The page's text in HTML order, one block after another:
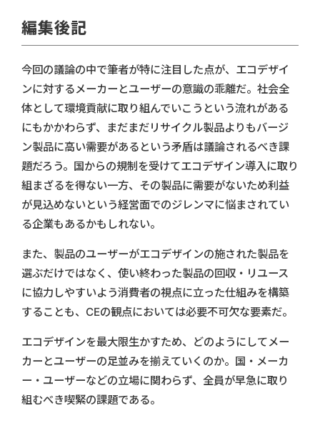
編集後記
今回の議論の中で筆者が特に注目した点が、エコデザイ
ンに対するメーカーとユーザーの意識の乖離だ。社会全
体として環境貢献に取り組んでいこうという流れがある
にもかかわらず、まだまだリサイクル製品よりもバージ
ン製品に高い需要があるという矛盾は議論されるべき課
題だろう。国からの規制を受けてエコデザイン導入に取り
組まざるを得ない一方、その製品に需要がないため利益
が見込めないという経営面でのジレンマに悩まされてい
る企業もあるかもしれない。
また、製品のユーザーがエコデザインの施された製品を
選ぶだけではなく、使い終わった製品の回収・リユース
に協力しやすいよう消費者の視点に立った仕組みを構築
することも、CEの観点においては必要不可欠な要素だ。
エコデザインを最大限生かすため、どのようにしてメー
カーとユーザーの足並みを揃えていくのか。国・メーカ
ー・ユーザーなどの立場に関わらず、全員が早急に取り
組むべき喫緊の課題である。